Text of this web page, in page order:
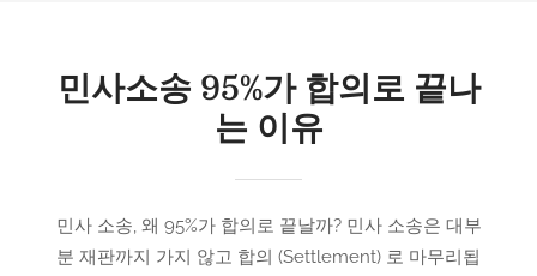
민사소송 95%가 합의로 끝나
는 이유
민사 소송, 왜 95%가 합의로 끝날까? 민사 소송은 대부
분 재판까지 가지 않고 합의 (Settlement) 로 마무리됩